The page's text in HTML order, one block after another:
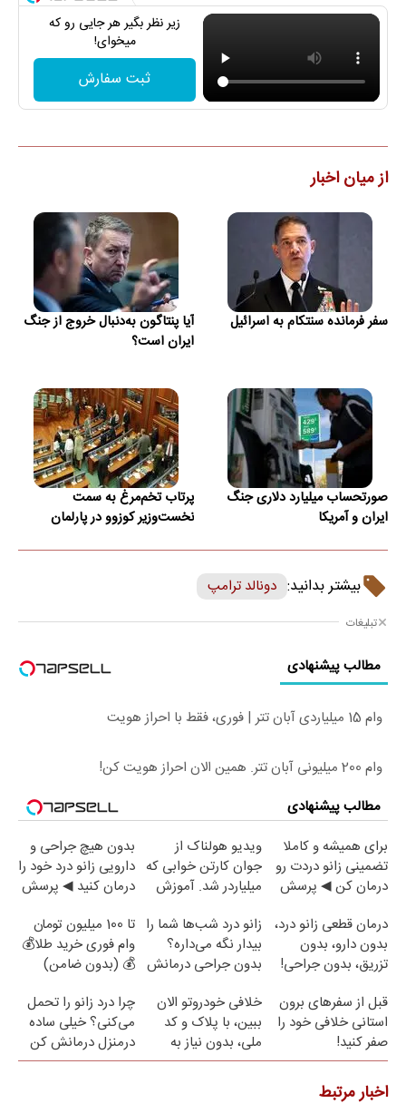
زیر نظر بگیر هر جایی رو که
میخوای!
ثبت سفارش
از میان اخبار
سفر فرمانده سنتکام به اسرائیل
آیا پنتاگون به‌دنبال خروج از جنگ
ایران است؟
صورتحساب میلیارد دلاری جنگ
ایران و آمریکا
پرتاب تخم‌مرغ به سمت
نخست‌وزیر کوزوو در پارلمان
بیشتر بدانید: دونالد ترامپ
تبلیغات
مطالب پیشنهادی
وام 15 میلیاردی آبان تتر | فوری، فقط با احراز هویت
وام 200 میلیونی آبان تتر. همین الان احراز هویت کن!
مطالب پیشنهادی
برای همیشه و کاملا
تضمینی زانو دردت رو
درمان کن ◀ پرسش
ویدیو هولناک از
جوان کارتن خوابی که
میلیاردر شد. آموزش
بدون هیچ جراحی و
دارویی زانو درد خود را
درمان کنید ◀ پرسش
درمان قطعی زانو درد،
بدون دارو، بدون
تزریق، بدون جراحی!
زانو درد شب‌ها شما را
بیدار نگه می‌داره؟
بدون جراحی درمانش
تا 100 میلیون تومان
وام فوری خرید طلا💰
💰 (بدون ضامن)
قبل از سفرهای برون
استانی خلافی خود را
صفر کنید!
خلافی خودروتو الان
ببین، با پلاک و کد
ملی، بدون نیاز به
مراجعه حضوری
چرا درد زانو را تحمل
می‌کنی؟ خیلی ساده
درمنزل درمانش کن
اخبار مرتبط